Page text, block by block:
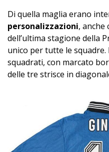
Di quella maglia erano
personalizzazioni, anche
dell’ultima stagione della
unico per tutte le
squadrati, con marcato
delle tre strisce in